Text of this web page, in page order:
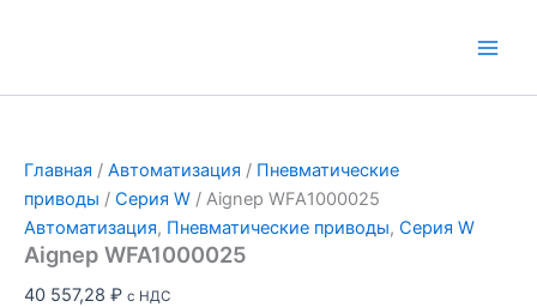
Главная / Автоматизация / Пневматические
приводы / Серия W / Aignep WFA1000025
Автоматизация, Пневматические приводы, Серия W
Aignep WFA1000025
40 557,28 ₽ с НДС